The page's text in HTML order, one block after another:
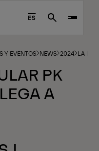
ES Search
Y EVENTOS NEWS 2024 LA
PK
A